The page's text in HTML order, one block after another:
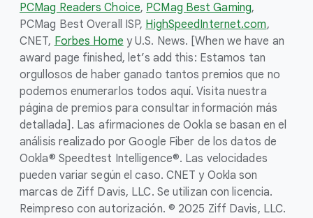
PCMag Readers Choice, PCMag Best Gaming,
PCMag Best Overall ISP, HighSpeedInternet.com,
CNET, Forbes Home y U.S. News. [When we have an
award page finished, let’s add this: Estamos tan
orgullosos de haber ganado tantos premios que no
podemos enumerarlos todos aquí. Visita nuestra
página de premios para consultar información más
detallada]. Las afirmaciones de Ookla se basan en el
análisis realizado por Google Fiber de los datos de
Ookla® Speedtest Intelligence®. Las velocidades
pueden variar según el caso. CNET y Ookla son
marcas de Ziff Davis, LLC. Se utilizan con licencia.
Reimpreso con autorización. © 2025 Ziff Davis, LLC.